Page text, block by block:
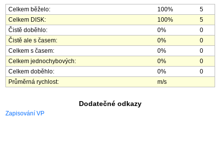
Celkem běželo: 100%
5
Celkem DISK:
100%
5
Čistě doběhlo:
0%
0
Čistě ale s časem:
0%
0
Celkem s časem:
0%
0
Celkem jednochybových:
0%
0
Celkem doběhlo:
0%
0
Průměrná rychlost:
m/s
Dodatečné odkazy
Zapisování VP